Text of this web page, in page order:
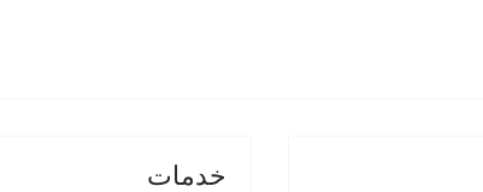
خدمات